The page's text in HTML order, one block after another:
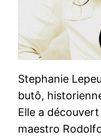
Stephanie
butô,
Elle a
maestro